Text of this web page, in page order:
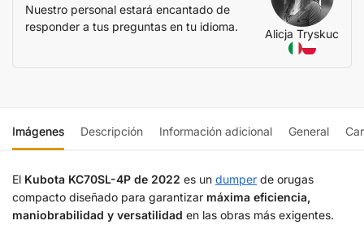
Nuestro personal estará encantado de
responder a tus preguntas en tu idioma.
Alicja Tryskuc
Imágenes Descripción Información adicional General
El Kubota KC70SL-4P de 2022 es un dumper de orugas
compacto diseñado para garantizar máxima eficiencia,
maniobrabilidad y versatilidad en las obras más exigentes.